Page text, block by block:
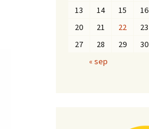
13
14 15 16
20
21 22 23
27
28 29 30
« sep